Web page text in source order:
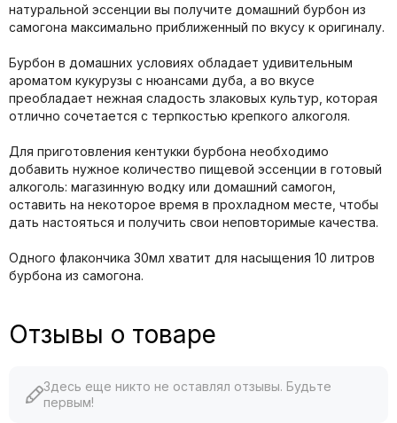
натуральной эссенции вы получите домашний бурбон из
самогона максимально приближенный по вкусу к оригиналу.
Бурбон в домашних условиях обладает удивительным
ароматом кукурузы с нюансами дуба, а во вкусе
преобладает нежная сладость злаковых культур, которая
отлично сочетается с терпкостью крепкого алкоголя.
Для приготовления кентукки бурбона необходимо
добавить нужное количество пищевой эссенции в готовый
алкоголь: магазинную водку или домашний самогон,
оставить на некоторое время в прохладном месте, чтобы
дать настояться и получить свои неповторимые качества.
Одного флакончика 30мл хватит для насыщения 10 литров
бурбона из самогона.
Отзывы о товаре
Здесь еще никто не оставлял отзывы. Будьте
первым!